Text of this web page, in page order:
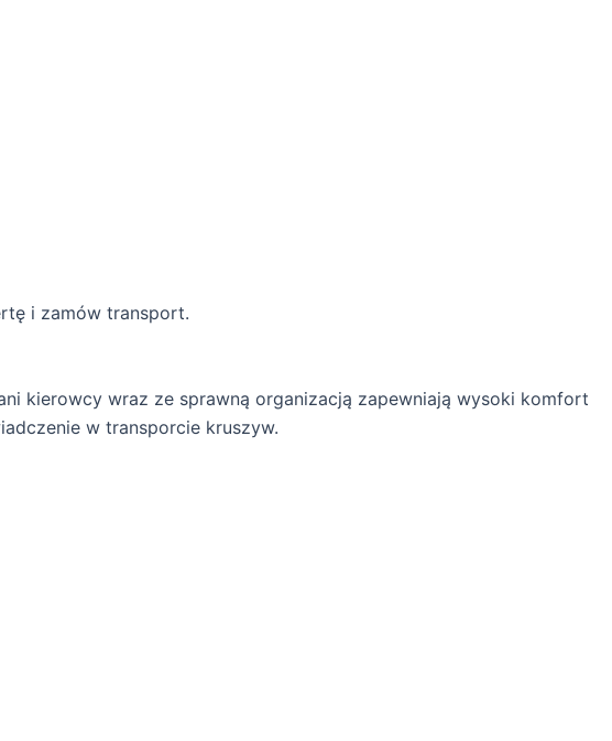
i zamów transport.
kierowcy wraz ze sprawną organizacją zapewniają wysoki komfort
w transporcie kruszyw.